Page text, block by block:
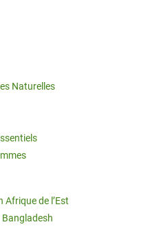
Naturelles
Afrique de l’Est
Bangladesh